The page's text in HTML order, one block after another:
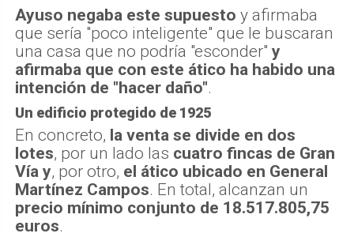
Ayuso negaba este supuesto y afirmaba
que sería "poco inteligente" que le buscaran
una casa que no podría "esconder" y
afirmaba que con este ático ha habido una
intención de "hacer daño".
Un edificio protegido de 1925
En concreto, la venta se divide en dos
lotes, por un lado las cuatro fincas de Gran
Vía y, por otro, el ático ubicado en General
Martínez Campos. En total, alcanzan un
precio mínimo conjunto de 18.517.805,75
euros.